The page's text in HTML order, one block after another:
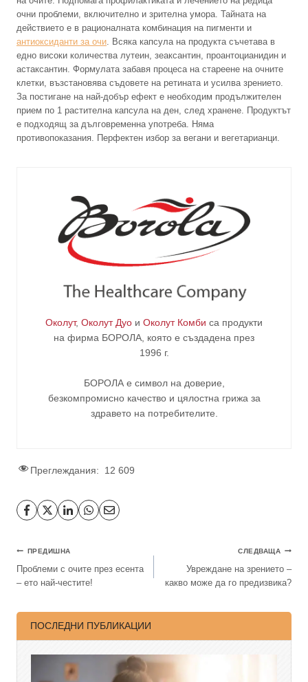
очни проблеми, включително и зрителна умора. Тайната на
действието е в рационалната комбинация на пигменти и
антиоксиданти за очи . Всяка капсула на продукта съчетава в
едно високи количества лутеин, зеаксантин, проантоцианидин и
астаксантин. Формулата забавя процеса на стареене на очните
клетки, възстановява съдовете на ретината и усилва зрението.
За постигане на най-добър ефект е необходим продължителен
прием по 1 растителна капсула на ден, след хранене. Продуктът
е подходящ за дълговременна употреба. Няма
противопоказания. Перфектен избор за вегани и вегетарианци.
Околут, Околут Дуо и Околут Комби са продукти
на фирма БОРОЛА , която е създадена през
1996 г.
БОРОЛА е символ на доверие,
безкомпромисно качество и цялостна грижа за
здравето на потребителите
Преглеждания: 12 609
ПРЕДИШНА
Проблеми с очите през есента
– ето най-честите!
СЛЕДВАЩА
Увреждане на зрението –
какво може да го предизвика?
ПОСЛЕДНИ ПУБЛИКАЦИИ